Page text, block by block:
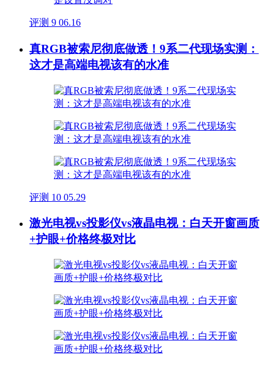
评测 9 06.16
真RGB被索尼彻底做透！9系二代现场实测：
这才是高端电视该有的水准
评测 10 05.29
激光电视vs投影仪vs液晶电视：白天开窗画质
+护眼+价格终极对比